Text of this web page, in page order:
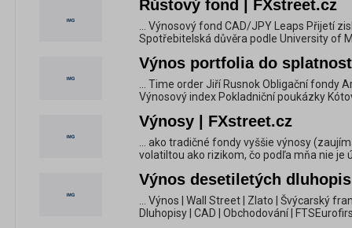
Růstový fond | FXstreet.cz
... Výnosový fond CAD/JPY Leaps Přijetí
Spotřebitelská důvěra podle University of
Výnos portfolia do
... Time order Jiří Rusnok Obligační fondy
Výnosový index Pokladniční poukázky
Výnosy | FXstreet.cz
... ako tradičné fondy vyššie výnosy
volatiltou ako rizikom, čo podľa mňa nie je
Výnos desetiletých
... Výnos | Wall Street | Zlato | Švýcarský
Dluhopisy | CAD | Obchodování |